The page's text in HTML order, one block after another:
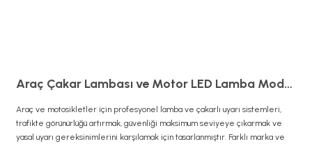
Araç Çakar Lambası ve Motor LED Lamba Modelleri | Uyarı & İkaz Sistemleri
Araç ve motosikletler için profesyonel lamba ve çakarlı uyarı sistemleri,
trafikte görünürlüğü artırmak, güvenliği maksimum seviyeye çıkarmak ve
yasal uyarı gereksinimlerini karşılamak için tasarlanmıştır. Farklı marka ve